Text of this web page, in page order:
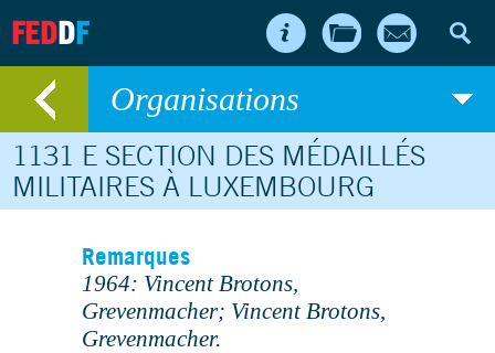
FEDDF
Organisations
1131 E SECTION DES MÉDAILLÉS
MILITAIRES À LUXEMBOURG
Remarques
1964: Vincent Brotons,
Grevenmacher; Vincent Brotons,
Grevenmacher.